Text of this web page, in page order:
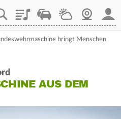
PlaylistStaupilotWetterWebcam
bringt Menschen
AUS DEM